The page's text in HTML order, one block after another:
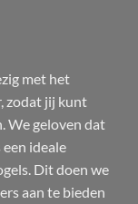
met het
zodat jij kunt
We geloven dat
ideale
Dit doen we
aan te bieden